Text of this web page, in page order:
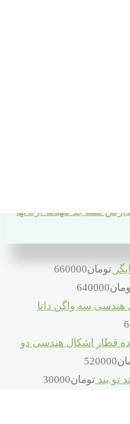
مساجد مهدها ارگانها
تومان660000
640000
هندسی سه واگن دانا
قطار اشکال هندسی دو
520000
تو بند تومان30000